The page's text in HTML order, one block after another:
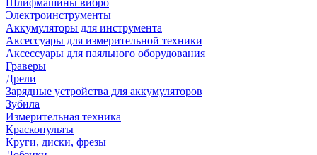
Шлифмашины вибро
Электроинструменты
Аккумуляторы для инструмента
Аксессуары для измерительной техники
Аксессуары для паяльного оборудования
Граверы
Дрели
Зарядные устройства для аккумуляторов
Зубила
Измерительная техника
Краскопульты
Круги, диски, фрезы